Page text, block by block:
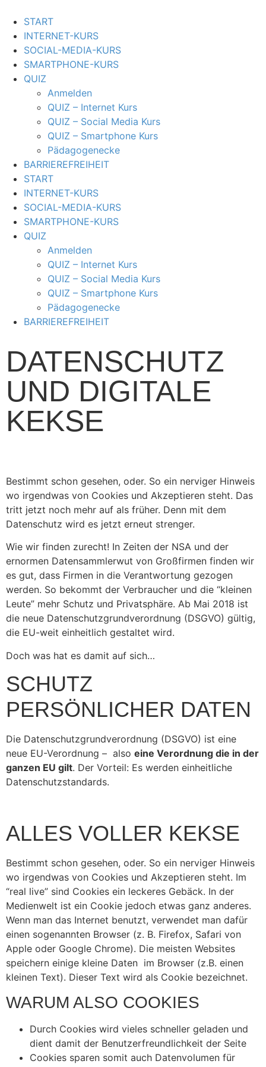
START
INTERNET-KURS
SOCIAL-MEDIA-KURS
SMARTPHONE-KURS
QUIZ
Anmelden
QUIZ – Internet Kurs
QUIZ – Social Media Kurs
QUIZ – Smartphone Kurs
Pädagogenecke
BARRIEREFREIHEIT
START
INTERNET-KURS
SOCIAL-MEDIA-KURS
SMARTPHONE-KURS
QUIZ
Anmelden
QUIZ – Internet Kurs
QUIZ – Social Media Kurs
QUIZ – Smartphone Kurs
Pädagogenecke
BARRIEREFREIHEIT
DATENSCHUTZ
UND DIGITALE
KEKSE
Bestimmt schon gesehen, oder. So ein nerviger Hinweis
wo irgendwas von Cookies und Akzeptieren steht. Das
tritt jetzt noch mehr auf als früher. Denn mit dem
Datenschutz wird es jetzt erneut strenger.
Wie wir finden zurecht! In Zeiten der NSA und der
ernormen Datensammlerwut von Großfirmen finden wir
es gut, dass Firmen in die Verantwortung gezogen
werden. So bekommt der Verbraucher und die “kleinen
Leute” mehr Schutz und Privatsphäre. Ab Mai 2018 ist
die neue Datenschutzgrundverordnung (DSGVO) gültig,
die EU-weit einheitlich gestaltet wird.
Doch was hat es damit auf sich…
SCHUTZ
PERSÖNLICHER DATEN
Die Datenschutzgrundverordnung (DSGVO) ist eine
neue EU-Verordnung – also eine Verordnung die in der
ganzen EU gilt. Der Vorteil: Es werden einheitliche
Datenschutzstandards.
ALLES VOLLER KEKSE
Bestimmt schon gesehen, oder. So ein nerviger Hinweis
wo irgendwas von Cookies und Akzeptieren steht. Im
“real live” sind Cookies ein leckeres Gebäck. In der
Medienwelt ist ein Cookie jedoch etwas ganz anderes.
Wenn man das Internet benutzt, verwendet man dafür
einen sogenannten Browser (z. B. Firefox, Safari von
Apple oder Google Chrome). Die meisten Websites
speichern einige kleine Daten im Browser (z.B. einen
kleinen Text). Dieser Text wird als Cookie bezeichnet.
WARUM ALSO COOKIES
Durch Cookies wird vieles schneller geladen und
dient damit der Benutzerfreundlichkeit der Seite
Cookies sparen somit auch Datenvolumen für